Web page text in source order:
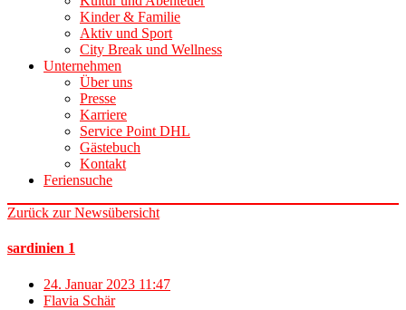
Kinder & Familie
Aktiv und Sport
City Break und Wellness
Unternehmen
Über uns
Presse
Karriere
Service Point DHL
Gästebuch
Kontakt
Feriensuche
Zurück zur Newsübersicht
sardinien 1
24. Januar 2023 11:47
Flavia Schär